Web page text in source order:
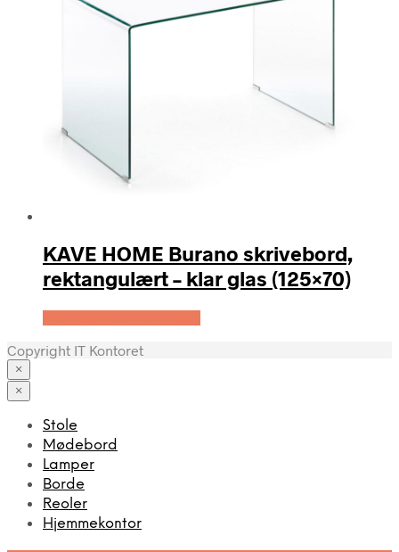
KAVE HOME Burano skrivebord,
rektangulært – klar glas (125×70)
Copyright IT Kontoret
×
×
Stole
Mødebord
Lamper
Borde
Reoler
Hjemmekontor